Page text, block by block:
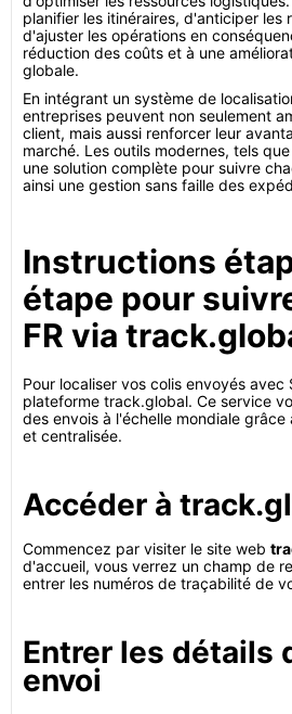
planifier les itinéraires, d'anticiper les
d'ajuster les opérations en
réduction des coûts et à une
globale.
En intégrant un système de
entreprises peuvent non seulement
client, mais aussi renforcer leur
marché. Les outils modernes, tels
une solution complète pour suivre
ainsi une gestion sans faille des
Instructions
étape pour
FR via
Pour localiser vos colis envoyés avec
plateforme track.global. Ce service
des envois à l'échelle mondiale
et centralisée.
Accéder à
Commencez par visiter le site web
d'accueil, vous verrez un champ de
entrer les numéros de traçabilité de
Entrer les détails
envoi